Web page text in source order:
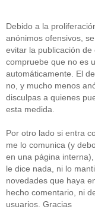
Debido a la
anónimos ofensivos,
evitar la publicación
compruebe que no es
automáticamente. El
no, y mucho menos
disculpas a quienes
esta medida.
Por otro lado si entra
me lo comunica (y
en una página
le dice nada, ni lo
novedades que haya
hecho comentario, ni
usuarios. Gracias